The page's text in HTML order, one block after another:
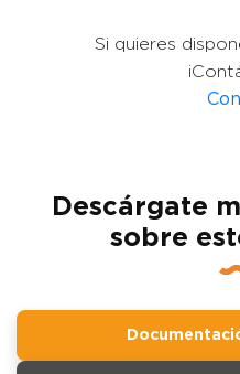
Si quieres
Descárgate
sobre